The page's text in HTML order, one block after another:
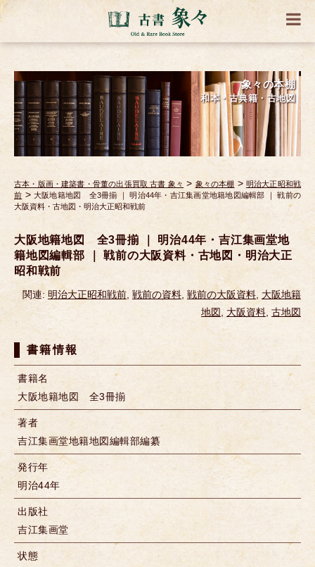
象々の本棚
和本・古典籍・古地図
古本・版画・建築書・骨董の出張買取 古書 象々 > 象々の本棚 > 明治大正昭和戦
前 > 大阪地籍地図 全3冊揃 ｜ 明治44年・吉江集画堂地籍地図編輯部 ｜ 戦前の
大阪資料・古地図・明治大正昭和戦前
大阪地籍地図 全3冊揃 ｜ 明治44年・吉江集画堂地
籍地図編輯部 ｜ 戦前の大阪資料・古地図・明治大正
昭和戦前
関連: 明治大正昭和戦前, 戦前の資料, 戦前の大阪資料, 大阪地籍
地図, 大阪資料, 古地図
書籍情報
書籍名
大阪地籍地図 全3冊揃
著者
吉江集画堂地籍地図編輯部編纂
発行年
明治44年
出版社
吉江集画堂
状態